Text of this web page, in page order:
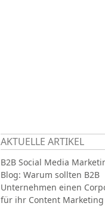
AKTUELLE ARTIKEL
B2B Social Media
Blog: Warum sollten B2B
Unternehmen einen
für ihr Content Marketing